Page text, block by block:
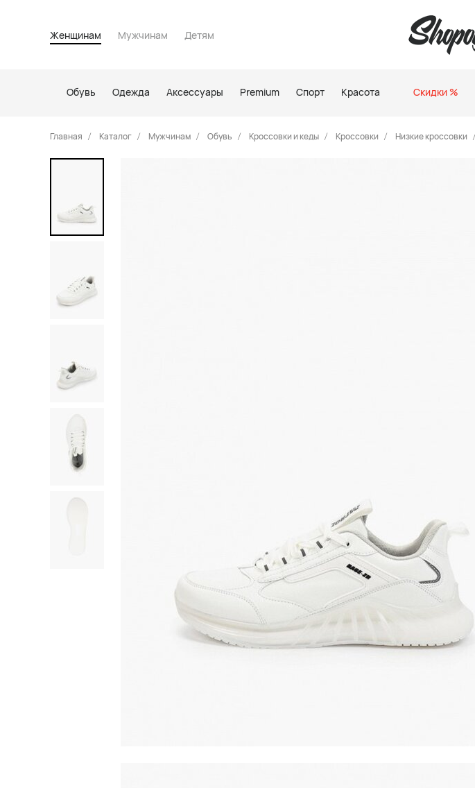
Женщинам Мужчинам Детям
Обувь Одежда Аксессуары Premium Спорт Красота Скидки %
Главная Каталог Мужчинам Обувь Кроссовки и кеды Кроссовки Низкие кроссовки